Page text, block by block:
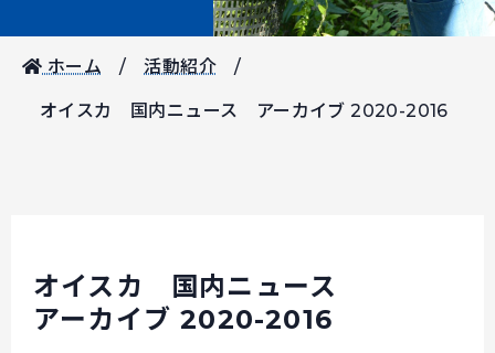
ホーム 活動紹介
オイスカ 国内ニュース アーカイブ 2020-2016
オイスカ 国内ニュース
アーカイブ 2020-2016